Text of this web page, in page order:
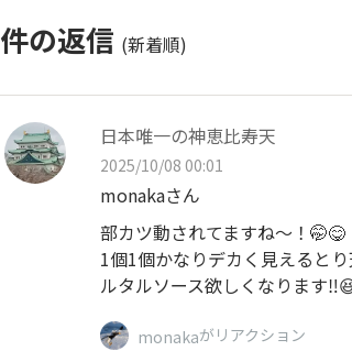
件の返信 (新着順)
日本唯一の神恵比寿天
2025/10/08 00:01
monakaさん
部カツ動されてますね〜！🤭😋
1個1個かなりデカく見えると
ルタルソース欲しくなります
monakaがリアクション